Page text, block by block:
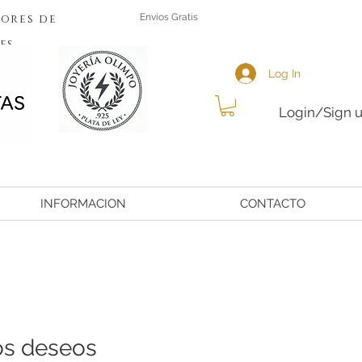
de
Envios Gratis
Login/Sign
Log In
INFORMACION CONTACTO
deseos